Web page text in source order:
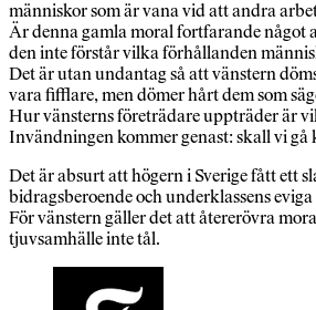
människor som är vana vid att andra
Är denna gamla moral fortfarande något
den inte förstår vilka förhållanden
Det är utan undantag så att vänstern
vara fifflare, men dömer hårt dem som
Hur vänsterns företrädare uppträder är
Invändningen kommer genast: skall vi gå
Det är absurt att högern i Sverige fått ett
bidragsberoende och underklassens eviga
För vänstern gäller det att återerövra
tjuvsamhälle inte tål.